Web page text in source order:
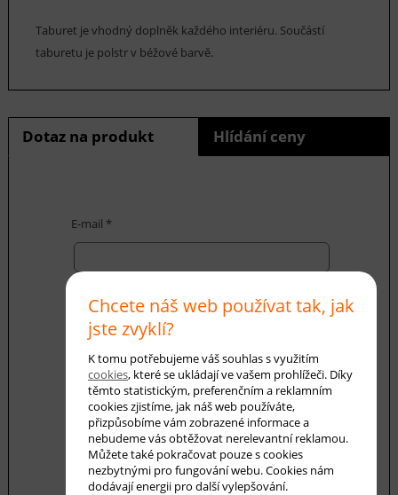
Taburet je vhodný doplněk každého interiéru. Součástí
taburetu je polstr v béžové barvě.
Dotaz na produkt Hlídání ceny
E-mail *
Souhlasím se zásadami ochranyosobních
údajů
odeslat
Chcete náš web používat tak, jak
jste zvyklí?
K tomu potřebujeme váš souhlas s využitím
cookies, které se ukládají ve vašem prohlížeči. Díky
těmto statistickým, preferenčním a reklamním
cookies zjistíme, jak náš web používáte,
přizpůsobíme vám zobrazené informace a
nebudeme vás obtěžovat nerelevantní reklamou.
Můžete také pokračovat pouze s cookies
nezbytnými pro fungování webu. Cookies nám
dodávají energii pro další vylepšování.